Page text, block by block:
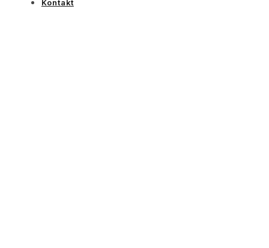
Kontakt